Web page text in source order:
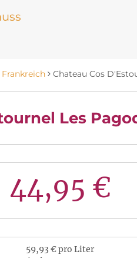
Frankreich Chateau Cos
Les
44,95 €
59,93 € pro Liter